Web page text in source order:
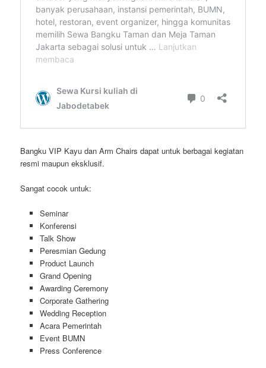
Bangku VIP Kayu dan Arm Chairs dapat untuk berbagai kegiatan
resmi maupun eksklusif.
Sangat cocok untuk:
Seminar
Konferensi
Talk Show
Peresmian Gedung
Product Launch
Grand Opening
Awarding Ceremony
Corporate Gathering
Wedding Reception
Acara Pemerintah
Event BUMN
Press Conference